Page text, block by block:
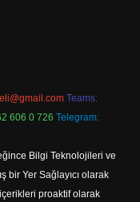
Teams:
606 0 726 Telegram:
Bilgi Teknolojileri ve
bir Yer Sağlayıcı olarak
proaktif olarak